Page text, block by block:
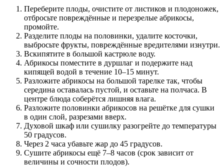
Переберите плоды, очистите от листиков и плодоножек,
отбросьте повреждённые и перезрелые абрикосы,
промойте.
Разделите плоды на половинки, удалите косточки,
выбросьте фрукты, повреждённые вредителями изнутри.
Вскипятите в большой кастрюле воду.
Абрикосы поместите в дуршлаг и подержите над
кипящей водой в течение 10–15 минут.
Разложите абрикосы на большой тарелке так, чтобы
середина оставалась пустой, и оставьте на полчаса. В
центре блюда соберётся лишняя влага.
Разложите половинки абрикосов на решётке для сушки
в один слой, разрезами вверх.
Духовой шкаф или сушилку разогрейте до температуры
50 градусов.
Через 2 часа убавьте жар до 45 градусов.
Сушите абрикосы ещё 7–8 часов (срок зависит от
величины и сочности плодов).